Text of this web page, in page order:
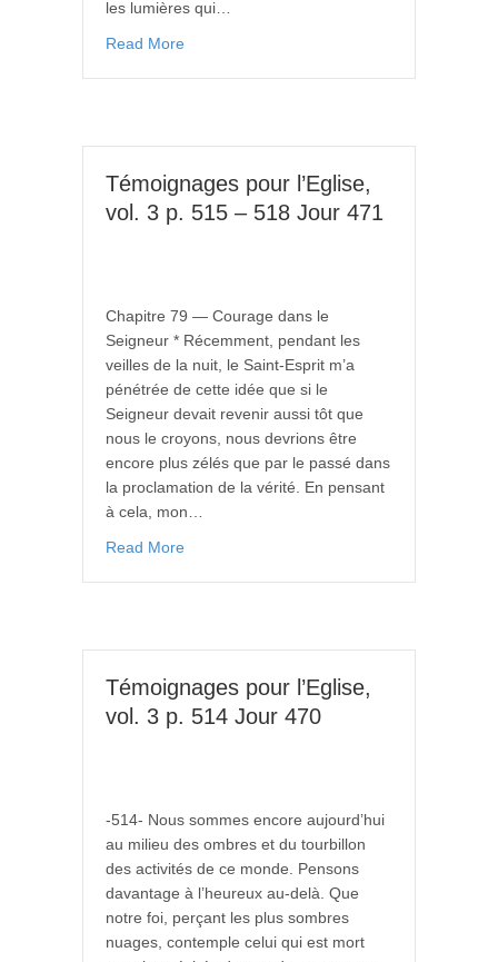
les lumières qui…
Read More
Témoignages pour l’Eglise,
vol. 3 p. 515 – 518 Jour 471
Chapitre 79 — Courage dans le
Seigneur * Récemment, pendant les
veilles de la nuit, le Saint-Esprit m’a
pénétrée de cette idée que si le
Seigneur devait revenir aussi tôt que
nous le croyons, nous devrions être
encore plus zélés que par le passé dans
la proclamation de la vérité. En pensant
à cela, mon…
Read More
Témoignages pour l’Eglise,
vol. 3 p. 514 Jour 470
-514- Nous sommes encore aujourd’hui
au milieu des ombres et du tourbillon
des activités de ce monde. Pensons
davantage à l’heureux au-delà. Que
notre foi, perçant les plus sombres
nuages, contemple celui qui est mort